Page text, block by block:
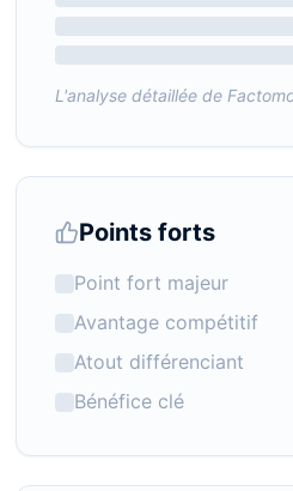
L'analyse détaillée de
Points forts
Point fort majeur
Avantage compétitif
Atout différenciant
Bénéfice clé